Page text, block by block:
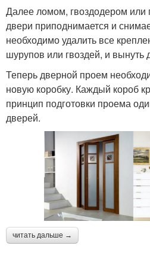
Далее ломом, гвоздодером или
двери приподнимается и
необходимо удалить все
шурупов или гвоздей, и вынуть
Теперь дверной проем
новую коробку. Каждый короб
принцип подготовки проема
дверей.
читать дальше →